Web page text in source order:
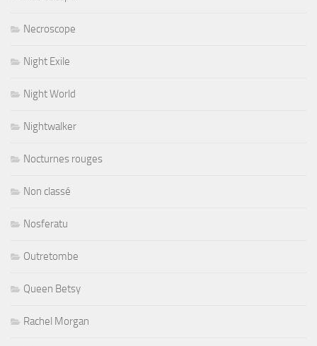
Necroscope
Night Exile
Night World
Nightwalker
Nocturnes rouges
Non classé
Nosferatu
Outretombe
Queen Betsy
Rachel Morgan